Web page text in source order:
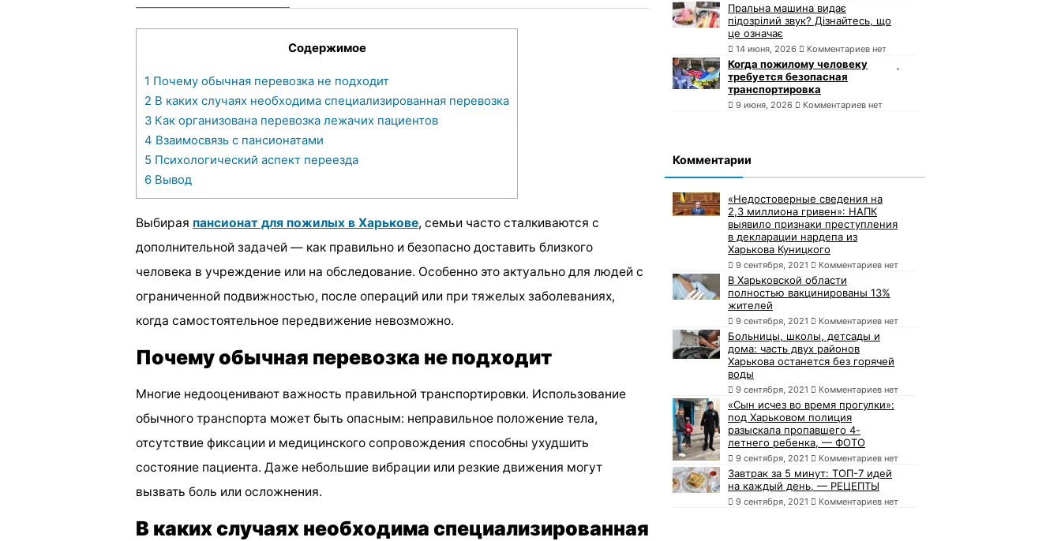
Содержимое
1 Почему обычная перевозка не подходит
2 В каких случаях необходима специализированная перевозка
3 Как организована перевозка лежачих пациентов
4 Взаимосвязь с пансионатами
5 Психологический аспект переезда
6 Вывод
Выбирая пансионат для пожилых в Харькове, семьи часто сталкиваются с
дополнительной задачей — как правильно и безопасно доставить близкого
человека в учреждение или на обследование. Особенно это актуально для людей с
ограниченной подвижностью, после операций или при тяжелых заболеваниях,
когда самостоятельное передвижение невозможно.
Почему обычная перевозка не подходит
Многие недооценивают важность правильной транспортировки. Использование
обычного транспорта может быть опасным: неправильное положение тела,
отсутствие фиксации и медицинского сопровождения способны ухудшить
состояние пациента. Даже небольшие вибрации или резкие движения могут
вызвать боль или осложнения.
В каких случаях необходима специализированная
Пральна машина видає
підозрілий звук? Дізнайтесь, що
це означає
14 июня, 2026 Комментариев нет
Когда пожилому человеку
требуется безопасная
транспортировка
9 июня, 2026 Комментариев нет
Комментарии
«Недостоверные сведения на
2,3 миллиона гривен»: НАПК
выявило признаки преступления
в декларации нардепа из
Харькова Куницкого
9 сентября, 2021 Комментариев нет
В Харьковской области
полностью вакцинированы 13%
жителей
9 сентября, 2021 Комментариев нет
Больницы, школы, детсады и
дома: часть двух районов
Харькова останется без горячей
воды
9 сентября, 2021 Комментариев нет
«Сын исчез во время прогулки»:
под Харьковом полиция
разыскала пропавшего 4-
летнего ребенка, — ФОТО
9 сентября, 2021 Комментариев нет
Завтрак за 5 минут: ТОП-7 идей
на каждый день, — РЕЦЕПТЫ
9 сентября, 2021 Комментариев нет